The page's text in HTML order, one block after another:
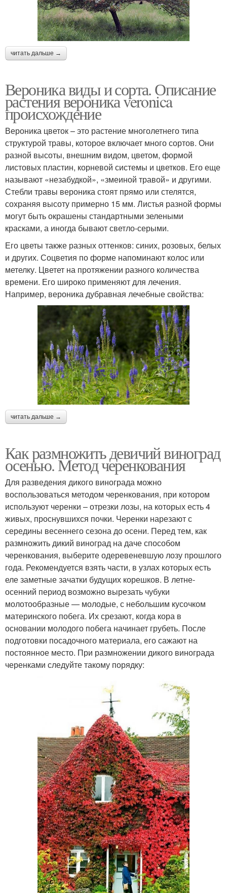
читать дальше →
Вероника виды и сорта. Описание
растения вероника veronica
происхождение
Вероника цветок – это растение многолетнего типа
структурой травы, которое включает много сортов. Они
разной высоты, внешним видом, цветом, формой
листовых пластин, корневой системы и цветков. Его еще
называют «незабудкой», «змеиной травой» и другими.
Стебли травы вероника стоят прямо или стелятся,
сохраняя высоту примерно 15 мм. Листья разной формы
могут быть окрашены стандартными зелеными
красками, а иногда бывают светло-серыми.
Его цветы также разных оттенков: синих, розовых, белых
и других. Соцветия по форме напоминают колос или
метелку. Цветет на протяжении разного количества
времени. Его широко применяют для лечения.
Например, вероника дубравная лечебные свойства:
читать дальше →
Как размножить девичий виноград
осенью. Метод черенкования
Для разведения дикого винограда можно
воспользоваться методом черенкования, при котором
используют черенки – отрезки лозы, на которых есть 4
живых, проснувшихся почки. Черенки нарезают с
середины весеннего сезона до осени. Перед тем, как
размножить дикий виноград на даче способом
черенкования, выберите одеревеневшую лозу прошлого
года. Рекомендуется взять части, в узлах которых есть
еле заметные зачатки будущих корешков. В летне-
осенний период возможно вырезать чубуки
молотообразные — молодые, с небольшим кусочком
материнского побега. Их срезают, когда кора в
основании молодого побега начинает грубеть. После
подготовки посадочного материала, его сажают на
постоянное место. При размножении дикого винограда
черенками следуйте такому порядку: